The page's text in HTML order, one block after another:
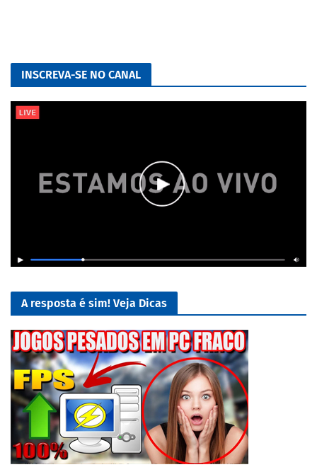
INSCREVA-SE NO CANAL
A resposta é sim! Veja Dicas